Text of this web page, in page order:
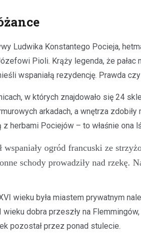
Ludwika Konstantego Pocieja,
Pioli. Krąży legenda, że
wspaniałą rezydencję. Prawda
w których znajdowało się 24
arkadach, a wnętrza
herbami Pociejów – to właśnie ona
wspaniały ogród francuski ze
schody prowadziły nad
wieku była miastem prywatnym
dobra przeszły na
pozostał przez ponad stulecie.